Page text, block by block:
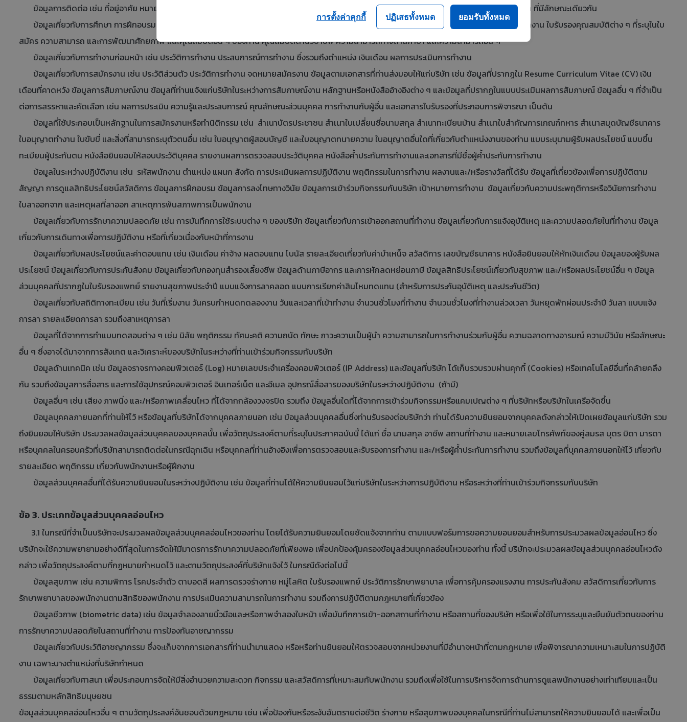
ข้อมูลการติดต่อ เช่น ที่อยู่อาศัย หมายเลขโทรศัพท์ อีเมล ไอดีผู้ใช้สำหรับไลน์แอปพลิเคชัน (Line ID) ข้อมูลในเฟสบุ๊คที่ตั้งค่าเป็นสาธารณะ และข้อมูลอื่น ๆ ที่มีลักษณะเดียวกัน
ข้อมูลเกี่ยวกับการศึกษา การฝึกอบรม เช่น ประวัติการศึกษา ชื่อสถาบัน คณะ สาขาวิชา และปีที่จบ ผลการศึกษา ผลการทดสอบ ประวัติการฝึกอบรม หรือฝึกงาน ใบรับรองคุณสมบัติต่าง ๆ ที่ระบุในใบ
สมัคร ความสามารถ และการพัฒนาศักยภาพ และคุณสมบัติอื่น ๆ ของท่าน คุณสมบัติด้านวิชาชีพ ความสามารถทางด้านภาษา และความสามารถอื่น ๆ
ข้อมูลเกี่ยวกับการทำงานก่อนหน้า เช่น ประวัติการทำงาน ประสบการณ์การทำงาน ซึ่งรวมถึงตำแหน่ง เงินเดือน ผลการประเมินการทำงาน
ข้อมูลเกี่ยวกับการสมัครงาน เช่น ประวัติส่วนตัว ประวัติการทำงาน จดหมายสมัครงาน ข้อมูลตามเอกสารที่ท่านส่งมอบให้แก่บริษัท เช่น ข้อมูลที่ปรากฏใน Resume Curriculum Vitae (CV) เงิน
เดือนที่คาดหวัง ข้อมูลการสัมภาษณ์งาน ข้อมูลที่ท่านแจ้งแก่บริษัทในระหว่างการสัมภาษณ์งาน หลักฐานหรือหนังสืออ้างอิงต่าง ๆ และข้อมูลที่ปรากฏในแบบประเมินผลการสัมภาษณ์ ข้อมูลอื่น ๆ ที่จำเป็น
ต่อการสรรหาและคัดเลือก เช่น ผลการประเมิน ความรู้และประสบการณ์ คุณลักษณะส่วนบุคคล การทำงานกับผู้อื่น และเอกสารใบรับรองที่ประกอบการพิจารณา เป็นต้น
ข้อมูลที่ใช้ประกอบเป็นหลักฐานในการสมัครงานหรือทำนิติกรรม เช่น สำเนาบัตรประชาชน สำเนาใบเปลี่ยนชื่อนามสกุล สำเนาทะเบียนบ้าน สำเนาใบสำคัญการเกณฑ์ทหาร สำเนาสมุดบัญชีธนาคาร
ใบอนุญาตทำงาน ใบขับขี่ และสิ่งที่สามารถระบุตัวตนอื่น เช่น ใบอนุญาตผู้สอบบัญชี และใบอนุญาตทนายความ ใบอนุญาตอื่นใดที่เกี่ยวกับตำแหน่งงานของท่าน แบบระบุนามผู้รับผลประโยชน์ แบบขึ้น
ทะเบียนผู้ประกันตน หนังสือยินยอมให้สอบประวัติบุคคล รายงานผลการตรวจสอบประวัติบุคคล หนังสือค้ำประกันการทำงานและเอกสารที่มีชื่อผู้ค้ำประกันการทำงาน
ข้อมูลในระหว่างปฏิบัติงาน เช่น รหัสพนักงาน ตำแหน่ง แผนก สังกัด การประเมินผลการปฏิบัติงาน พฤติกรรมในการทำงาน ผลงานและ/หรือรางวัลที่ได้รับ ข้อมูลที่เกี่ยวข้องเพื่อการปฏิบัติตาม
สัญญา การดูแลสิทธิประโยชน์สวัสดิการ ข้อมูลการฝึกอบรม ข้อมูลการลงโทษทางวินัย ข้อมูลการเข้าร่วมกิจกรรมกับบริษัท เป้าหมายการทำงาน ข้อมูลเกี่ยวกับความประพฤติการหรือวินัยการทำงาน
ใบลาออกจาก และเหตุผลที่ลาออก สาเหตุการพ้นสภาพการเป็นพนักงาน
ข้อมูลเกี่ยวกับการรักษาความปลอดภัย เช่น การบันทึกการใช้ระบบต่าง ๆ ของบริษัท ข้อมูลเกี่ยวกับการเข้าออกสถานที่ทำงาน ข้อมูลเกี่ยวกับการแจ้งอุบัติเหตุ และความปลอดภัยในที่ทำงาน ข้อมูล
เกี่ยวกับการเดินทางเพื่อการปฏิบัติงาน หรือที่เกี่ยวเนื่องกับหน้าที่การงาน
ข้อมูลเกี่ยวกับผลประโยชน์และค่าตอบแทน เช่น เงินเดือน ค่าจ้าง ผลตอบแทน โบนัส รายละเอียดเกี่ยวกับค่าบำเหน็จ สวัสดิการ เลขบัญชีธนาคาร หนังสือยินยอมให้หักเงินเดือน ข้อมูลของผู้รับผล
ประโยชน์ ข้อมูลเกี่ยวกับการประกันสังคม ข้อมูลเกี่ยวกับกองทุนสำรองเลี้ยงชีพ ข้อมูลด้านภาษีอากร และการหักลดหย่อนภาษี ข้อมูลสิทธิประโยชน์เกี่ยวกับสุขภาพ และ/หรือผลประโยชน์อื่น ๆ ข้อมูล
ส่วนบุคคลที่ปรากฏในใบรับรองแพทย์ รายงานสุขภาพประจำปี แบบแจ้งการลาคลอด แบบการเรียกค่าสินไหมทดแทน (สำหรับการประกันอุบัติเหตุ และประกันชีวิต)
ข้อมูลเกี่ยวกับสถิติทางทะเบียน เช่น วันที่เริ่มงาน วันครบกำหนดทดลองงาน วันและเวลาที่เข้าทำงาน จำนวนชั่วโมงที่ทำงาน จำนวนชั่วโมงที่ทำงานล่วงเวลา วันหยุดพักผ่อนประจำปี วันลา แบบแจ้ง
การลา รายละเอียดการลา รวมถึงสาเหตุการลา
ข้อมูลที่ได้จากการทำแบบทดสอบต่าง ๆ เช่น นิสัย พฤติกรรม ทัศนะคติ ความถนัด ทักษะ ภาวะความเป็นผู้นำ ความสามารถในการทำงานร่วมกับผู้อื่น ความฉลาดทางอารมณ์ ความมีวินัย หรือลักษณะ
อื่น ๆ ซึ่งอาจได้มาจากการสังเกต และวิเคราะห์ของบริษัทในระหว่างที่ท่านเข้าร่วมกิจกรรมกับบริษัท
ข้อมูลด้านเทคนิค เช่น ข้อมูลจราจรทางคอมพิวเตอร์ (Log) หมายเลขประจำเครื่องคอมพิวเตอร์ (IP Address) และข้อมูลที่บริษัท ได้เก็บรวบรวมผ่านคุกกี้ (Cookies) หรือเทคโนโลยีอื่นที่คล้ายคลึง
กัน รวมถึงข้อมูลการสื่อสาร และการใช้อุปกรณ์คอมพิวเตอร์ อินเทอร์เน็ต และอีเมล อุปกรณ์สื่อสารของบริษัทในระหว่างปฏิบัติงาน (ถ้ามี)
ข้อมูลอื่นๆ เช่น เสียง ภาพนิ่ง และ/หรือภาพเคลื่อนไหว ที่ได้จากกล้องวงจรปิด รวมถึง ข้อมูลอื่นใดที่ได้จากการเข้าร่วมกิจกรรมหรือแคมเปญต่าง ๆ ที่บริษัทหรือบริษัทในเครือจัดขึ้น
ข้อมูลบุคคลภายนอกที่ท่านให้ไว้ หรือข้อมูลที่บริษัทได้จากบุคคลภายนอก เช่น ข้อมูลส่วนบุคคลอื่นซึ่งท่านรับรองต่อบริษัทว่า ท่านได้รับความยินยอมจากบุคคลดังกล่าวให้เปิดเผยข้อมูลแก่บริษัท รวม
ถึงยินยอมให้บริษัท ประมวลผลข้อมูลส่วนบุคคลของบุคคลนั้น เพื่อวัตถุประสงค์ตามที่ระบุในประกาศฉบับนี้ ได้แก่ ชื่อ นามสกุล อาชีพ สถานที่ทำงาน และหมายเลขโทรศัพท์ของคู่สมรส บุตร บิดา มารดา
หรือบุคคลในครอบครัวที่บริษัทสามารถติดต่อในกรณีฉุกเฉิน หรือบุคคลที่ท่านอ้างอิงเพื่อการตรวจสอบและรับรองการทำงาน และ/หรือผู้ค้ำประกันการทำงาน รวมถึงข้อมูลที่บุคคลภายนอกให้ไว้ เกี่ยวกับ
รายละเอียด พฤติกรรม เกี่ยวกับพนักงานหรือผู้ฝึกงาน
ข้อมูลส่วนบุคคลอื่นที่ได้รับความยินยอมในระหว่างปฏิบัติงาน เช่น ข้อมูลที่ท่านได้ให้ความยินยอมไว้แก่บริษัทในระหว่างการปฏิบัติงาน หรือระหว่างที่ท่านเข้าร่วมกิจกรรมกับบริษัท
ข้อ 3. ประเภทข้อมูลส่วนบุคคลอ่อนไหว
3.1 ในกรณีที่จำเป็นบริษัทจะประมวลผลข้อมูลส่วนบุคคลอ่อนไหวของท่าน โดยได้รับความยินยอมโดยชัดแจ้งจากท่าน ตามแบบฟอร์มการขอความยอนยอมสำหรับการประมวลผลข้อมูลอ่อนไหว ซึ่ง
บริษัทจะใช้ความพยายามอย่างดีที่สุดในการจัดให้มีมาตรการรักษาความปลอดภัยที่เพียงพอ เพื่อปกป้องคุ้มครองข้อมูลส่วนบุคคลอ่อนไหวของท่าน ทั้งนี้ บริษัทจะประมวลผลข้อมูลส่วนบุคคลอ่อนไหวดัง
กล่าว เพื่อวัตถุประสงค์ตามที่กฎหมายกำหนดไว้ และตามวัตถุประสงค์ที่บริษัทแจ้งไว้ ในกรณีดังต่อไปนี้
ข้อมูลสุขภาพ เช่น ความพิการ โรคประจำตัว ตาบอดสี ผลการตรวจร่างกาย หมู่โลหิต ใบรับรองแพทย์ ประวัติการรักษาพยาบาล เพื่อการคุ้มครองแรงงาน การประกันสังคม สวัสดิการเกี่ยวกับการ
รักษาพยาบาลของพนักงานตามสิทธิของพนักงาน การประเมินความสามารถในการทำงาน รวมถึงการปฏิบัติตามกฎหมายที่เกี่ยวข้อง
ข้อมูลชีวภาพ (biometric data) เช่น ข้อมูลจำลองลายนิ้วมือและหรือภาพจำลองใบหน้า เพื่อบันทึกการเข้า-ออกสถานที่ทำงาน หรือสถานที่ของบริษัท หรือเพื่อใช้ในการระบุและยืนยันตัวตนของท่าน
การรักษาความปลอดภัยในสถานที่ทำงาน การป้องกันอาชญากรรม
ข้อมูลเกี่ยวกับประวัติอาชญากรรม ซึ่งจะเก็บจากการเอกสารที่ท่านนำมาแสดง หรือหรือท่านยินยอมให้ตรวจสอบจากหน่วยงานที่มีอำนาจหน้าที่ตามกฎหมาย เพื่อพิจารณาความเหมาะสมในการปฏิบัติ
งาน เฉพาะบางตำแหน่งที่บริษัทกำหนด
ข้อมูลเกี่ยวกับศาสนา เพื่อประกอบการจัดให้มีสิ่งอำนวยความสะดวก กิจกรรม และสวัสดิการที่เหมาะสมกับพนักงาน รวมถึงเพื่อใช้ในการบริหารจัดการด้านการดูแลพนักงานอย่างเท่าเทียมและเป็น
ธรรมตามหลักสิทธิมนุษยชน
ข้อมูลส่วนบุคคลอ่อนไหวอื่น ๆ ตามวัตถุประสงค์อันชอบด้วยกฎหมาย เช่น เพื่อป้องกันหรือระงับอันตรายต่อชีวิต ร่างกาย หรือสุขภาพของบุคคลในกรณีที่ท่านไม่สามารถให้ความยินยอมได้ และเพื่อเป็น
ปฏิเสธทั้งหมด ยอมรับทั้งหมด
การตั้งค่าคุกกี้